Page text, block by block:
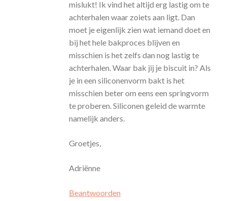
mislukt! Ik vind het altijd erg lastig om te
achterhalen waar zoiets aan ligt. Dan
moet je eigenlijk zien wat iemand doet en
bij het hele bakproces blijven en
misschien is het zelfs dan nog lastig te
achterhalen. Waar bak jij je biscuit in? Als
je in een siliconenvorm bakt is het
misschien beter om eens een springvorm
te proberen. Siliconen geleid de warmte
namelijk anders.
Groetjes,
Adriënne
Beantwoorden